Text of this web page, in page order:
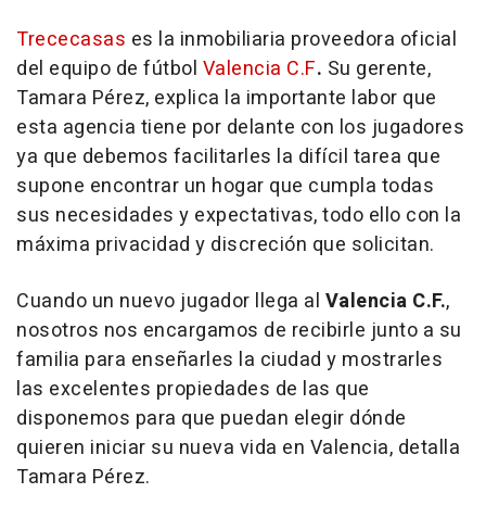
Trececasas es la inmobiliaria proveedora oficial
del equipo de fútbol Valencia C.F. Su gerente,
Tamara Pérez, explica la importante labor que
esta agencia tiene por delante con los jugadores
ya que debemos facilitarles la difícil tarea que
supone encontrar un hogar que cumpla todas
sus necesidades y expectativas, todo ello con la
máxima privacidad y discreción que solicitan.
Cuando un nuevo jugador llega al Valencia C.F.,
nosotros nos encargamos de recibirle junto a su
familia para enseñarles la ciudad y mostrarles
las excelentes propiedades de las que
disponemos para que puedan elegir dónde
quieren iniciar su nueva vida en Valencia, detalla
Tamara Pérez.